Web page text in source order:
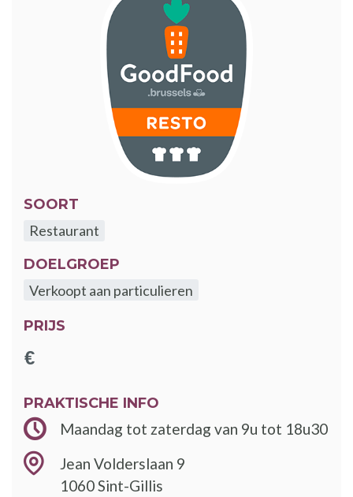
SOORT
Restaurant
DOELGROEP
Verkoopt aan particulieren
PRIJS
PRAKTISCHE INFO
Maandag tot zaterdag van 9u tot 18u30
Jean Volderslaan 9
1060Sint-Gillis